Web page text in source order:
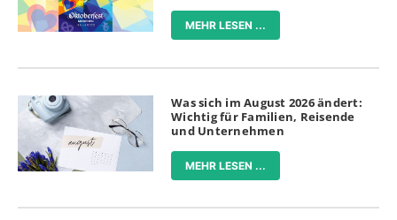
MEHR LESEN ...
Was sich im August 2026 ändert:
Wichtig für Familien, Reisende
und Unternehmen
MEHR LESEN ...